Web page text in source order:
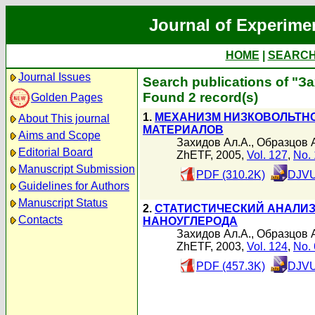
Journal of
HOME
Journal Issues
Golden Pages
About This journal
Aims and Scope
Editorial Board
Manuscript Submission
Guidelines for Authors
Manuscript Status
Contacts
Search publications of
Found 2 record(s)
1. МЕХАНИЗМ
МАТЕРИАЛОВ
Захидов Ал.А., Образцов
ZhETF, 2005, Vol. 127, No.
PDF (310.2K)
2. СТАТИСТИЧЕСКИЙ
НАНОУГЛЕРОДА
Захидов Ал.А., Образцов
ZhETF, 2003, Vol. 124, No.
PDF (457.3K)